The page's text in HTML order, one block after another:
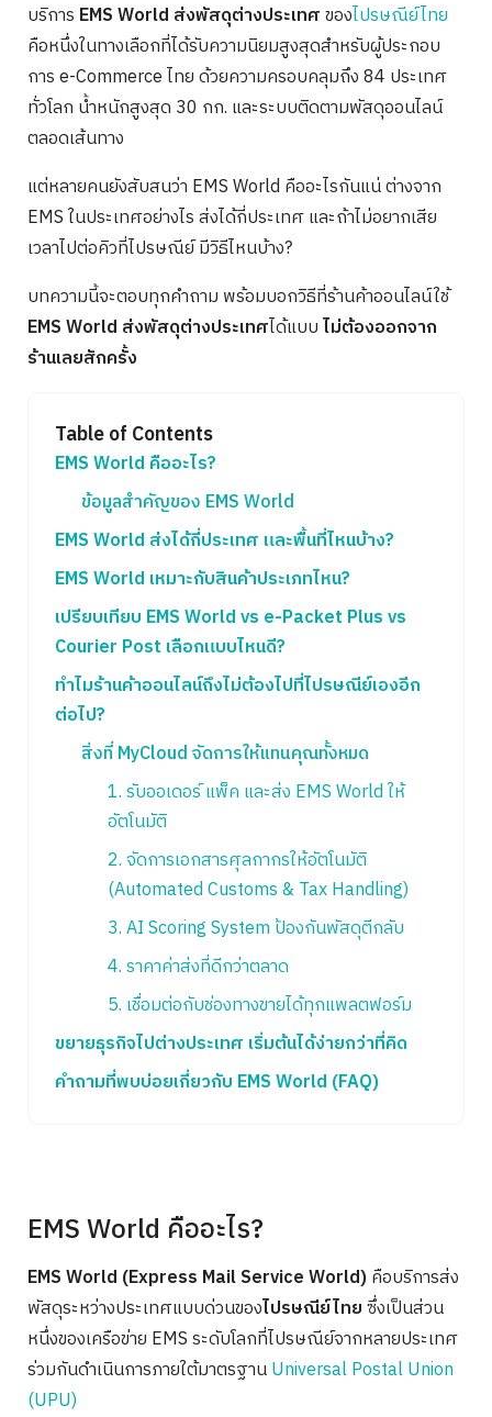
บริการ EMS World ส่งพัสดุต่างประเทศของไปรษณีย์ไทย
คือหนึ่งในทางเลือกที่ได้รับความนิยมสูงสุดสำหรับผู้ประกอบ
การ e-Commerce ไทย ด้วยความครอบคลุมถึง 84 ประเทศ
ทั่วโลก น้ำหนักสูงสุด 30 กก. และระบบติดตามพัสดุออนไลน์
ตลอดเส้นทาง
แต่หลายคนยังสับสนว่า EMS World คืออะไรกันแน่ ต่างจาก
EMS ในประเทศอย่างไร ส่งได้กี่ประเทศ และถ้าไม่อยากเสีย
เวลาไปต่อคิวที่ไปรษณีย์ มีวิธีไหนบ้าง?
บทความนี้จะตอบทุกคำถาม พร้อมบอกวิธีที่ร้านค้าออนไลน์ใช้
EMS World ส่งพัสดุต่างประเทศได้แบบไม่ต้องออกจาก
ร้านเลยสักครั้ง
Table of Contents
EMS World คืออะไร?
ข้อมูลสำคัญของ EMS World
EMS World ส่งได้กี่ประเทศ และพื้นที่ไหนบ้าง?
EMS World เหมาะกับสินค้าประเภทไหน?
เปรียบเทียบ EMS World vs e-Packet Plus vs
Courier Post เลือกแบบไหนดี?
ทำไมร้านค้าออนไลน์ถึงไม่ต้องไปที่ไปรษณีย์เองอีก
ต่อไป?
สิ่งที่ MyCloud จัดการให้แทนคุณทั้งหมด
1. รับออเดอร์ แพ็ค และส่ง EMS World ให้
อัตโนมัติ
2. จัดการเอกสารศุลกากรให้อัตโนมัติ
(Automated Customs & Tax Handling)
3. AI Scoring System ป้องกันพัสดุตีกลับ
4. ราคาค่าส่งที่ดีกว่าตลาด
5. เชื่อมต่อกับช่องทางขายได้ทุกแพลตฟอร์ม
ขยายธุรกิจไปต่างประเทศ เริ่มต้นได้ง่ายกว่าที่คิด
คำถามที่พบบ่อยเกี่ยวกับ EMS World (FAQ)
EMS World คืออะไร?
EMS World (Express Mail Service World)คือบริการส่ง
พัสดุระหว่างประเทศแบบด่วนของไปรษณีย์ไทยซึ่งเป็นส่วน
หนึ่งของเครือข่าย EMS ระดับโลกที่ไปรษณีย์จากหลายประเทศ
ร่วมกันดำเนินการภายใต้มาตรฐานUniversal Postal Union
(UPU)